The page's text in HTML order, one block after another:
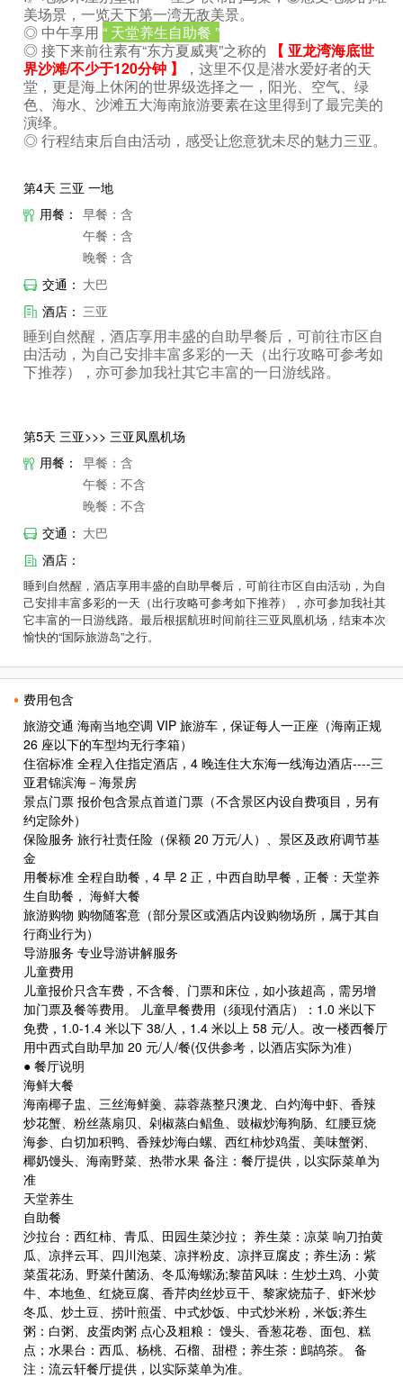
美场景，一览天下第一湾无敌美景。
◎ 中午享用“ 天堂养生自助餐 ”
◎ 接下来前往素有“东方夏威夷”之称的
【 亚龙湾海底世
界沙滩/不少于120分钟 】
，这里不仅是潜水爱好者的天
堂，更是海上休闲的世界级选择之一，阳光、空气、绿
色、海水、沙滩五大海南旅游要素在这里得到了最完美的
演绎。
◎ 行程结束后自由活动，感受让您意犹未尽的魅力三亚。
第4天 三亚 一地
用餐： 早餐：含
午餐：含
晚餐：含
交通： 大巴
酒店： 三亚
睡到自然醒，酒店享用丰盛的自助早餐后，可前往市区自
由活动，为自己安排丰富多彩的一天（出行攻略可参考如
下推荐），亦可参加我社其它丰富的一日游线路。
第5天 三亚>>> 三亚凤凰机场
用餐： 早餐：含
午餐：不含
晚餐：不含
交通： 大巴
酒店：
睡到自然醒，酒店享用丰盛的自助早餐后，可前往市区自由活动，为自
己安排丰富多彩的一天（出行攻略可参考如下推荐），亦可参加我社其
它丰富的一日游线路。最后根据航班时间前往三亚凤凰机场，结束本次
愉快的“国际旅游岛”之行。
费用包含
旅游交通 海南当地空调 VIP 旅游车，保证每人一正座（海南正规
26 座以下的车型均无行李箱）
住宿标准 全程入住指定酒店，4 晚连住大东海一线海边酒店----三
亚君锦滨海－海景房
景点门票 报价包含景点首道门票（不含景区内设自费项目，另有
约定除外）
保险服务 旅行社责任险（保额 20 万元/人）、景区及政府调节基
金
用餐标准 全程自助餐，4 早 2 正，中西自助早餐，正餐：天堂养
生自助餐， 海鲜大餐
旅游购物 购物随客意（部分景区或酒店内设购物场所，属于其自
行商业行为）
导游服务 专业导游讲解服务
儿童费用
儿童报价只含车费，不含餐、门票和床位，如小孩超高，需另增
加门票及餐等费用。 儿童早餐费用（须现付酒店）：1.0 米以下
免费，1.0-1.4 米以下 38/人，1.4 米以上 58 元/人。改一楼西餐厅
用中西式自助早加 20 元/人/餐(仅供参考，以酒店实际为准）
● 餐厅说明
海鲜大餐
海南椰子盅、三丝海鲜羹、蒜蓉蒸整只澳龙、白灼海中虾、香辣
炒花蟹、粉丝蒸扇贝、剁椒蒸白鲳鱼、豉椒炒海狗肠、红腰豆烧
海参、白切加积鸭、香辣炒海白螺、西红柿炒鸡蛋、美味蟹粥、
椰奶馒头、海南野菜、热带水果 备注：餐厅提供，以实际菜单为
准
天堂养生
自助餐
沙拉台：西红柿、青瓜、田园生菜沙拉； 养生菜：凉菜 响刀拍黄
瓜、凉拌云耳、四川泡菜、凉拌粉皮、凉拌豆腐皮；养生汤：紫
菜蛋花汤、野菜什菌汤、冬瓜海螺汤;黎苗风味：生炒土鸡、小黄
牛、本地鱼、红烧豆腐、香芹肉丝炒豆干、黎家烧茄子、虾米炒
冬瓜、炒土豆、捞叶煎蛋、中式炒饭、中式炒米粉，米饭;养生
粥：白粥、皮蛋肉粥 点心及粗粮： 馒头、香葱花卷、面包、糕
点；水果台：西瓜、杨桃、石榴、甜橙；养生茶：鷓鸪茶。 备
注：流云轩餐厅提供，以实际菜单为准。